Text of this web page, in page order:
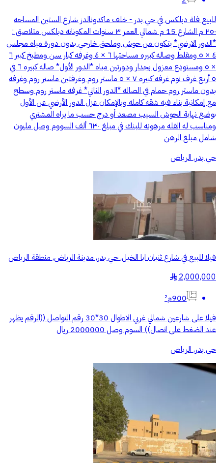
للبيع فلة دبلكس في حي بدر - خلف ماكدونالدز شارع الستين المساحه
٢٥٠ م الشارع 15 م شمالي العمر ٣ سنوات المكوناته دبلكس متلاصق :
*الدور الارضي* يتكون من حوش وملحق خارجي بدون دورة مياه مجلس
٤ × ٥ ومقلط وصاله كبيره مساحتها ٦ × ٤ وغرفه كبار سن ومطبخ كبير ٦
× ٥ ومستودع معزول بجدار ودورتين مياه *الدور الأول* صاله كبيره ٦ في
٥ أربع غرف نوم غرفه كبيره ٧ × ٥ ماستر روم وغرفتين ماستر روم وغرفه
بدون ماستر روم حمام في الصاله *الدور الثاني* غرفه ماستر روم وسطح
مع إمكانية بناء فيه شقه كامله وبالإمكان عزل الدور الأرضي عن الأول
بوضع نهاية الحوش السيب مصعد أو درج حسب ما يراه المشتري
ومناسب له الفله مرهونه للبنك في مبلغ ٦٣٠ ألف السووم وصل مليون
شامل مبلغ الرهن
حي بدر, الرياض
فيلا للبيع في شارع ثنيان ابا الخيل, حي بدر, مدينة الرياض, منطقة الرياض
2,000,000
§
900م²
فيلا على شارعين شمالي غربي الاطوال 30*30 رقم التواصل ((الرقم يظهر
عند الضغط على اتصال)) السوم وصل 2000000 ريال
حي بدر, الرياض